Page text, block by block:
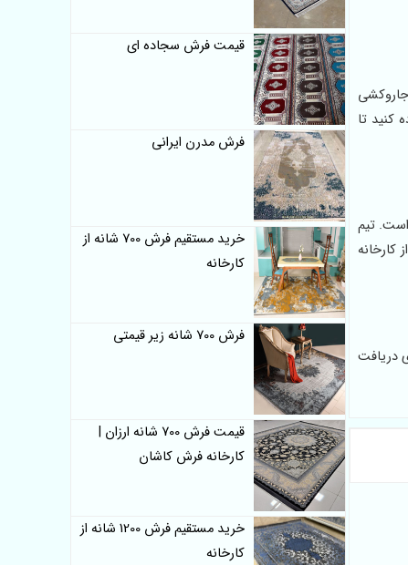
و جاروکشی
کنید تا
تیم
کارخانه
دریافت
قیمت فرش سجاده ای
فرش مدرن ایرانی
خرید مستقیم فرش 700 شانه از
کارخانه
فرش 700 شانه زیر قیمتی
قیمت فرش 700 شانه ارزان |
کارخانه فرش کاشان
خرید مستقیم فرش 1200 شانه از
کارخانه